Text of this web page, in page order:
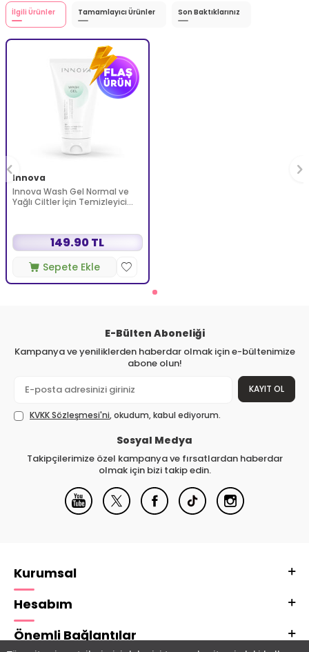
İlgili Ürünler Tamamlayıcı Ürünler Son Baktıklarınız
Innova
Innova Wash Gel Normal ve
Yağlı Ciltler İçin Temizleyici
149.90 TL
Sepete Ekle
E-Bülten Aboneliği
Kampanya ve yeniliklerden haberdar olmak için e-bültenimize
abone olun!
KAYIT OL
KVKK Sözleşmesi'ni, okudum, kabul ediyorum.
Sosyal Medya
Takipçilerimize özel kampanya ve fırsatlardan haberdar
olmak için bizi takip edin.
Kurumsal
Hesabım
Önemli Bağlantılar